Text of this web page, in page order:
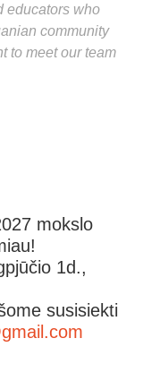
educators who
community
to meet our team
mokslo
1d.,
susisiekti